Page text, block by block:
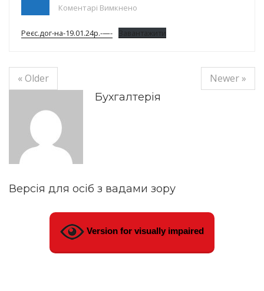
Коментарі Вимкнено
Реєс.дог-на-19.01.24р.-—- Завантажити
« Older
Newer »
Бухгалтерія
Версія для осіб з вадами зору
Version for visually impaired